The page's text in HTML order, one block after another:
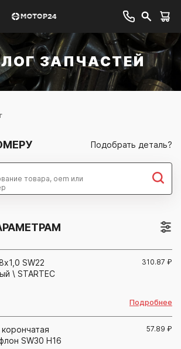
ЗАПЧАСТЕЙ
Подобрать деталь?
SW22
\ STARTEC
310.87 ₽
Подробнее
SW30 H16
57.89 ₽